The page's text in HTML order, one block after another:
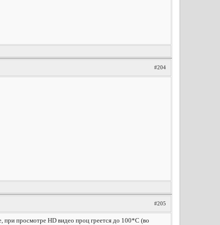
#204
#205
при просмотре HD видео проц греется до 100*С (во